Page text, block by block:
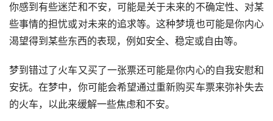
你感到有些迷茫和不安，可能是关于未来的不确定性、对某
些事情的担忧或对未来的追求等。这种梦境也可能是你内心
渴望得到某些东西的表现，例如安全、稳定或自由等。
梦到错过了火车又买了一张票还可能是你内心的自我安慰和
安抚。在梦中，你可能会希望通过重新购买车票来弥补失去
的火车，以此来缓解一些焦虑和不安。